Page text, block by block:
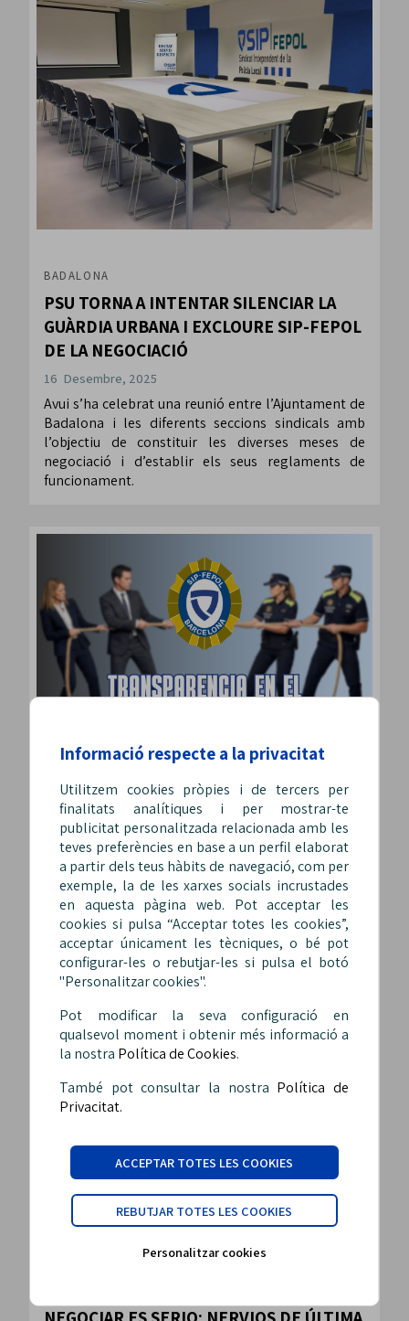
BADALONA
PSU TORNA A INTENTAR SILENCIAR LA
GUÀRDIA URBANA I EXCLOURE SIP-FEPOL
DE LA NEGOCIACIÓ
16 Desembre, 2025
Avui s’ha celebrat una reunió entre l’Ajuntament de
Badalona i les diferents seccions sindicals amb
l’objectiu de constituir les diverses meses de
negociació i d’establir els seus reglaments de
funcionament.
GU BARCELONA
TRANSPARENCIA EN EL TRAMO FINAL DE
LA NEGOCIACIÓN
10 Desembre, 2025
En los últimos días, se han difundido diferentes
comunicados de CCOO, UGT y CSIF sobre el estado
de la negociación del nuevo Acuerdo de
Condiciones Laborales.
Informació respecte a la privacitat
Utilitzem cookies pròpies i de tercers per
finalitats analítiques i per mostrar-te
publicitat personalitzada relacionada amb les
teves preferències en base a un perfil elaborat
a partir dels teus hàbits de navegació, com per
exemple, la de les xarxes socials incrustades
en aquesta pàgina web. Pot acceptar les
cookies si pulsa “Acceptar totes les cookies”,
acceptar únicament les tècniques, o bé pot
configurar-les o rebutjar-les si pulsa el botó
"Personalitzar cookies".
Pot modificar la seva configuració en
qualsevol moment i obtenir més informació a
la nostra Política de Cookies.
També pot consultar la nostra Política de
Privacitat.
ACCEPTAR TOTES LES COOKIES
REBUTJAR TOTES LES COOKIES
Personalitzar cookies